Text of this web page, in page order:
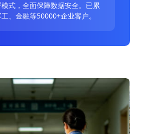
式，全面保障数据安全。已累
、金融等50000+企业客户。